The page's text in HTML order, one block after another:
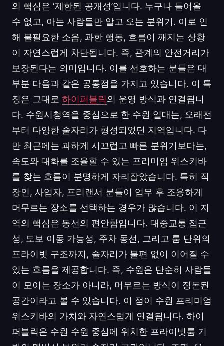
의 핵심은 ‘제한된 공개성’입니다. 누구나 들어올
수 없고, 아는 사람들만 알고 오는 분위기. 이로 인
해 불필요한 소음, 과한 행동, 흐름이 깨지는 상황
이 자연스럽게 차단됩니다. 즉, 관계의 안전거리가
보장된다는 의미입니다. 이를 선호하는 분들은 대
부분 다음과 같은 공통점을 가지고 있습니다. 이 특
징은 그대로 하이퍼블릭의 운영 방식과 연결됩니
다. 수원시청역을 중심으로 한 수원 일대는, 오래전
부터 다양한 술자리가 형성되었던 지역입니다. 다
만 최근에는 과하게 시끄럽고 빠른 분위기보다는,
속도와 대화를 조율할 수 있는 프리미엄 위스키바
를 찾는 흐름이 분명하게 자리잡았습니다. 특히 직
장인, 사업자, 프리랜서 분들이 업무 후 조용하게
머무르는 장소를 선택하는 경우가 많습니다. 이 지
역의 핵심은 동선의 편안함입니다. 대중교통 접근
성, 도보 이동 가능성, 주차 동선, 그리고 룸 단위의
프라이빗 구조까지, 술자리가 불편 없이 이어질 수
있는 흐름을 제공합니다. 즉, 수원은 단순히 사람들
이 모이는 장소가 아니라, 머무르는 방식이 정돈된
공간이라고 볼 수 있습니다. 이 점이 수원 프리미엄
위스키바의 가치와 자연스럽게 연결됩니다. 하이
퍼블릭은 수원 수원 중심에 위치한 프라이빗룸 기